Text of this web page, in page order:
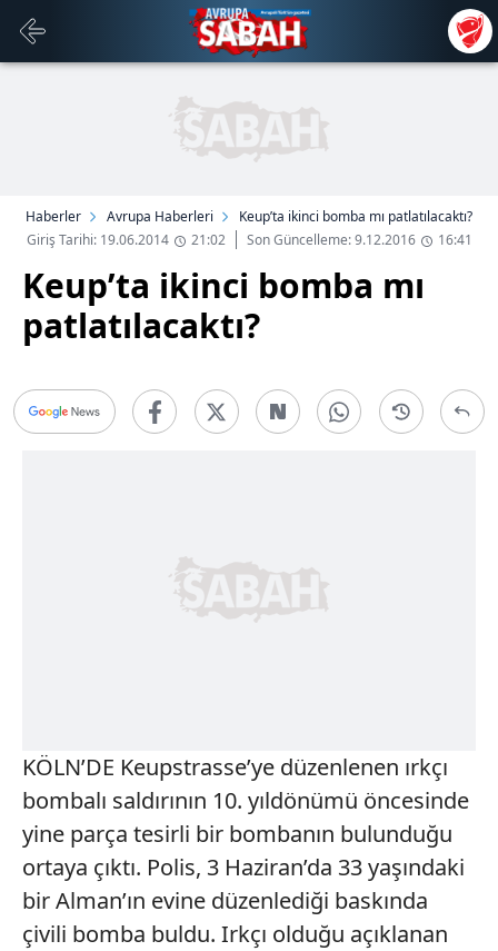
Haberler Avrupa Haberleri
Keup’ta ikinci bomba mı patlatılacaktı?
Giriş Tarihi: 19.06.2014
21:02 Son Güncelleme: 9.12.2016 16:41
Keup’ta ikinci bomba mı
patlatılacaktı?
KÖLN’DE Keupstrasse’ye düzenlenen ırkçı
bombalı saldırının 10. yıldönümü öncesinde
yine parça tesirli bir bombanın bulunduğu
ortaya çıktı. Polis, 3 Haziran’da 33 yaşındaki
bir Alman’ın evine düzenlediği baskında
çivili bomba buldu. Irkçı olduğu açıklanan